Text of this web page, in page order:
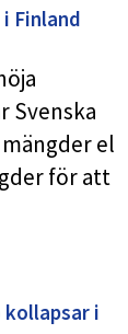
Finland
Svenska
el
för att
i